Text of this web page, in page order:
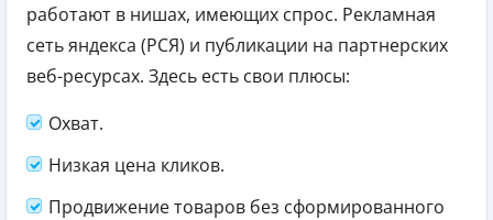
работают в нишах, имеющих спрос. Рекламная
сеть яндекса (РСЯ) и публикации на партнерских
веб-ресурсах. Здесь есть свои плюсы:
Охват.
Низкая цена кликов.
Продвижение товаров без сформированного